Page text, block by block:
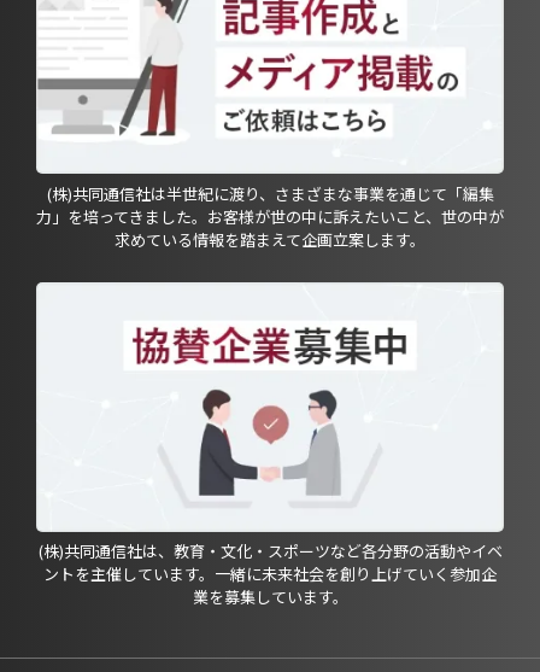
(株)共同通信社は半世紀に渡り、さまざまな事業を通じて「編集
力」を培ってきました。お客様が世の中に訴えたいこと、世の中が
求めている情報を踏まえて企画立案します。
(株)共同通信社は、教育・文化・スポーツなど各分野の活動やイベ
ントを主催しています。一緒に未来社会を創り上げていく参加企
業を募集しています。